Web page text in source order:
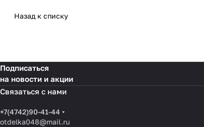
Назад к списку
Подписаться
на новости и акции
Связаться с нами
+7(4742)90-41-44
otdelka048@mail.ru